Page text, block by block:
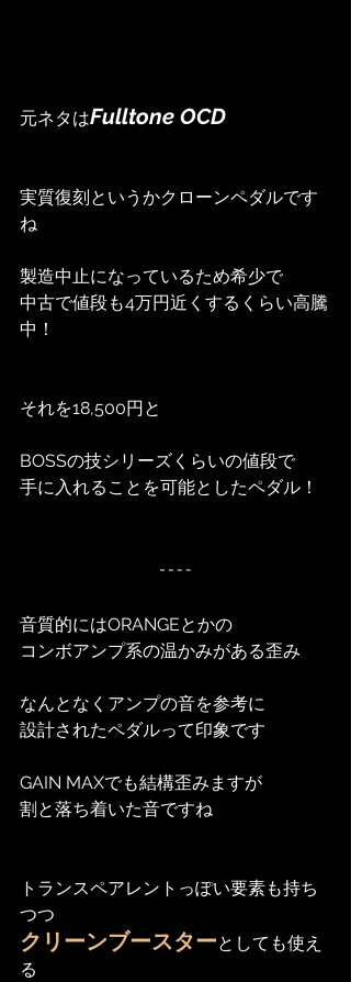
元ネタはFulltone OCD
実質復刻というかクローンペダルです
ね
製造中止になっているため希少で
中古で値段も4万円近くするくらい高騰
中！
それを18,500円と
BOSSの技シリーズくらいの値段で
手に入れることを可能としたペダル！
音質的にはORANGEとかの
コンボアンプ系の温かみがある歪み
なんとなくアンプの音を参考に
設計されたペダルって印象です
GAIN MAXでも結構歪みますが
割と落ち着いた音ですね
トランスペアレントっぽい要素も持ち
つつ
クリーンブースターとしても使え
る